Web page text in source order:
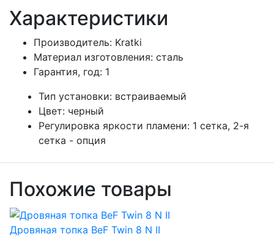
Характеристики
Производитель: Kratki
Материал изготовления: сталь
Гарантия, год: 1
Тип установки: встраиваемый
Цвет: черный
Регулировка яркости пламени: 1 сетка, 2-я
сетка - опция
Похожие товары
Дровяная топка BeF Twin 8 N II